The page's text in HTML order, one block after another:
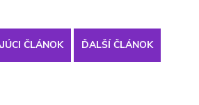
ČLÁNOK ĎALŠÍ ČLÁNOK